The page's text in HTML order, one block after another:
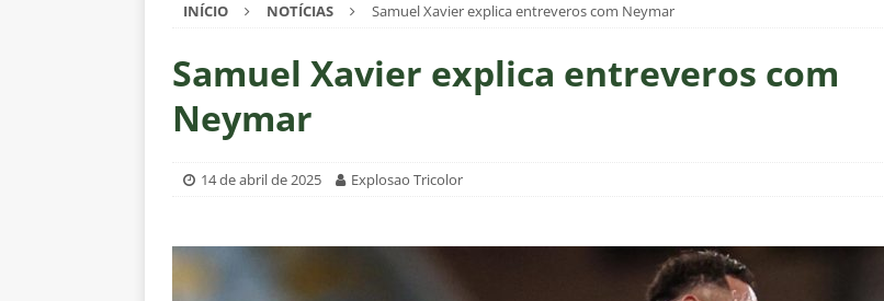
Fluminense revelam toxicidade política e acendem sinal vermelho para fraude eleitoral
COLUNAS
Botafogo x Fluminense: onde assistir ao vivo, horário e escalações do
clássico decisivo pelo Brasileirão Feminino
[ 7 de agosto de 2026 ] Crise política no Fluminense: Frente Ampla Tricolor publica análise dura
sobre a “decomposição” das Torcidas Organizadas e cooptação pela gestão
INÍCIO NOTÍCIAS Samuel Xavier explica entreveros com Neymar
Samuel Xavier explica entreveros com
Neymar
14 de abril de 2025 Explosao Tricolor